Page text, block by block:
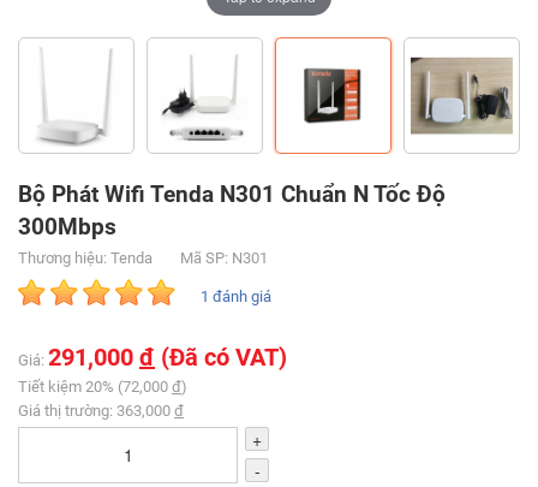
Bộ Phát Wifi Tenda N301 Chuẩn N Tốc Độ
300Mbps
Thương hiệu: Tenda Mã SP: N301
1 đánh giá
Giá: 291,000 đ (Đã có VAT)
Tiết kiệm 20% (72,000 đ)
Giá thị trường: 363,000 đ
+
-